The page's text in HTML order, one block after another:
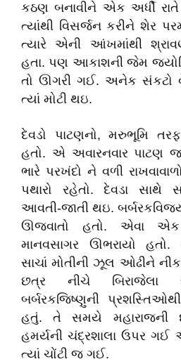
કઠણ બનાવીને એક અર્ધી
ત્યાંથી વિસર્જન કરીને શેર
ત્યારે એની આંખમાંથી
હતા. પણ આકાશની જેમ
તો ઊગરી ગઈ. અનેક સંકટો
ત્યાં મોટી થઇ.
દેવડો પાટણનો, મરુભૂમિ
હતો. એ અવારનવાર પાટણ
ભારે પરખંદો ને વળી
પથારો રહેતો. દેવડા સાથે
આવતી-જાતી થઇ.
ઊજવાતો હતો. એવા એક
માનવસાગર ઊભરાયો હતો.
સાચાં મોતીની ઝૂલ ઓઢીને
છત્ર નીચે બિરાજેલા
બર્બરકજિષ્ણુની
હતું. તે સમયે મહારાજની
હમર્યની ચંદ્રશાલા ઉપર
ત્યાં ચોંટી જ ગઈ.